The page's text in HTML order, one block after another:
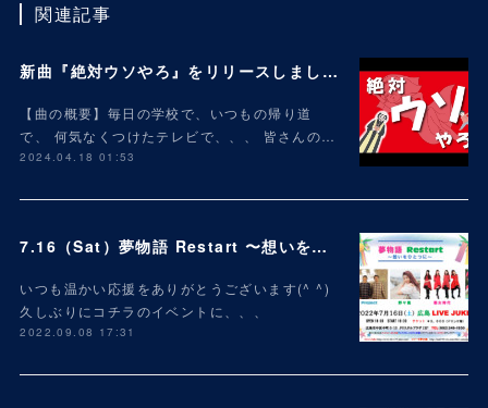
関連記事
新曲『絶対ウソやろ』をリリースしました！
【曲の概要】毎日の学校で、いつもの帰り道
で、 何気なくつけたテレビで、、、 皆さんの…
2024.04.18 01:53
7.16（Sat）夢物語 Restart 〜想いをひとつに〜
いつも温かい応援をありがとうございます(^ ^)
久しぶりにコチラのイベントに、、、
2022.09.08 17:31